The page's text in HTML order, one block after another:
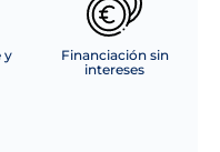
y
Financiación sin
intereses